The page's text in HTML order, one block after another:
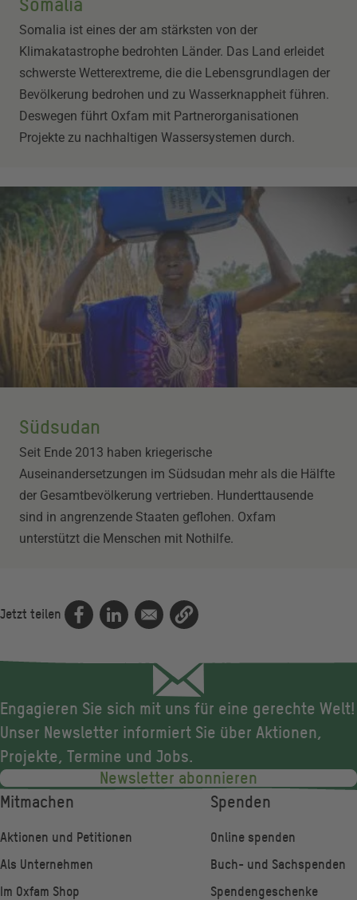
Somalia ist eines der am stärksten von der
Klimakatastrophe bedrohten Länder. Das Land erleidet
schwerste Wetterextreme, die die Lebensgrundlagen der
Bevölkerung bedrohen und zu Wasserknappheit führen.
Deswegen führt Oxfam mit Partnerorganisationen
Projekte zu nachhaltigen Wassersystemen durch.
Südsudan
Seit Ende 2013 haben kriegerische
Auseinandersetzungen im Südsudan mehr als die Hälfte
der Gesamtbevölkerung vertrieben. Hunderttausende
sind in angrenzende Staaten geflohen. Oxfam
unterstützt die Menschen mit Nothilfe.
Jetzt teilen
Engagieren Sie sich mit uns für eine gerechte Welt!
Unser Newsletter informiert Sie über Aktionen,
Projekte, Termine und Jobs.
Newsletter abonnieren
Fußzeile
Mitmachen
Aktionen und Petitionen
Als Unternehmen
Im Oxfam Shop
Spenden
Online spenden
Buch- und Sachspenden
Spendengeschenke